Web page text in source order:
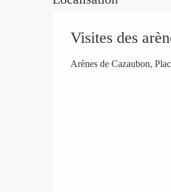
Visites des
Arènes de Cazaubon,